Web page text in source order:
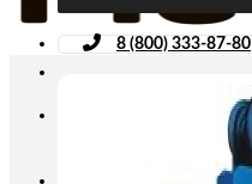
8 (800) 333-87-80